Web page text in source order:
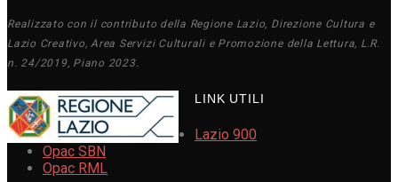
Realizzato con il contributo della Regione Lazio, Direzione Cultura e
Lazio Creativo, Area Servizi Culturali e Promozione della Lettura, L.R.
n. 24/2019, Piano 2023.
LINK UTILI
Lazio 900
Opac SBN
Opac RML